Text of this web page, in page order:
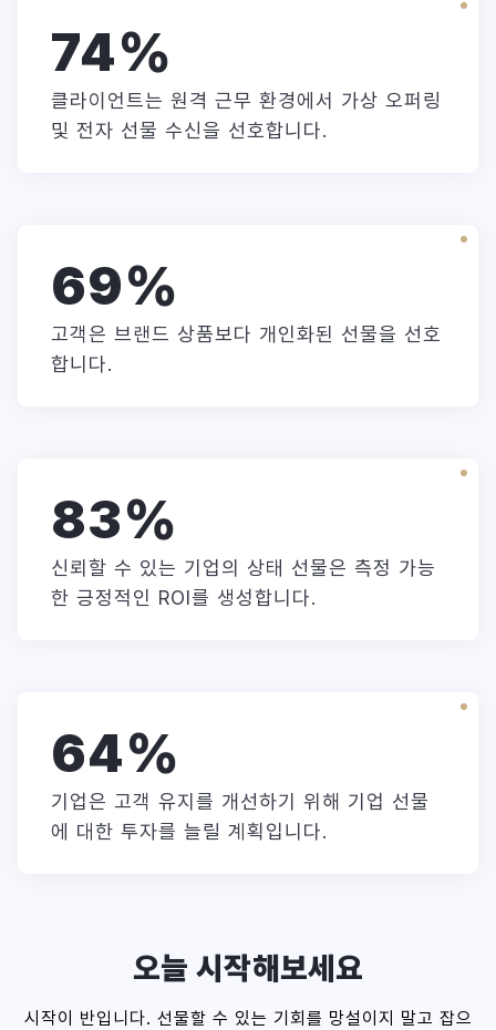
74%
클라이언트는 원격 근무 환경에서 가상 오퍼링
및 전자 선물 수신을 선호합니다.
69%
고객은 브랜드 상품보다 개인화된 선물을 선호
합니다.
83%
신뢰할 수 있는 기업의 상태 선물은 측정 가능
한 긍정적인 ROI를 생성합니다.
64%
기업은 고객 유지를 개선하기 위해 기업 선물
에 대한 투자를 늘릴 계획입니다.
오늘 시작해보세요
시작이 반입니다. 선물할 수 있는 기회를 망설이지 말고 잡으